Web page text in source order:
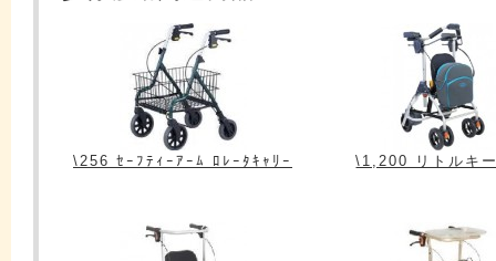
\256 ｾｰﾌﾃｨｰｱｰﾑ ﾛﾚｰﾀｷｬﾘｰ \1,200 リトルキ